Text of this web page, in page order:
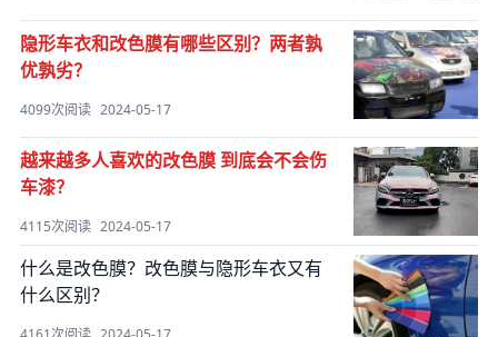
隐形车衣和改色膜有哪些区别？两者孰
优孰劣？
4099次阅读 2024-05-17
越来越多人喜欢的改色膜 到底会不会伤
车漆？
4115次阅读 2024-05-17
什么是改色膜？改色膜与隐形车衣又有
什么区别？